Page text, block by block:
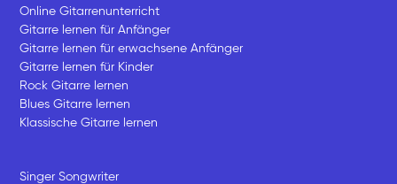
Online Gitarrenunterricht
Gitarre lernen für Anfänger
Gitarre lernen für erwachsene Anfänger
Gitarre lernen für Kinder
Rock Gitarre lernen
Blues Gitarre lernen
Klassische Gitarre lernen
Singer Songwriter